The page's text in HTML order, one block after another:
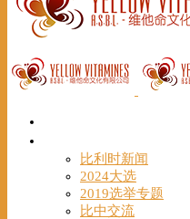
比利时新闻
2024大选
2019选举专题
比中交流